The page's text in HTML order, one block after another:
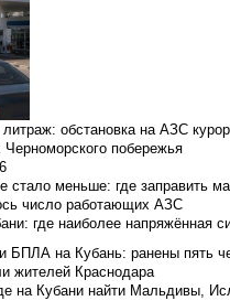
обстановка на АЗС
Черноморского побережья
меньше: где заправить
число работающих АЗС
где наиболее напряжённая
БПЛА на Кубань: ранены пять
жителей Краснодара
на Кубани найти Мальдивы,